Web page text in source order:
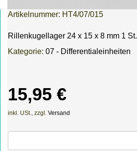
Artikelnummer: HT4/07/015
Rillenkugellager 24 x 15 x 8 mm 1 St.
Kategorie: 07 - Differentialeinheiten
15,95 €
inkl. USt., zzgl. Versand